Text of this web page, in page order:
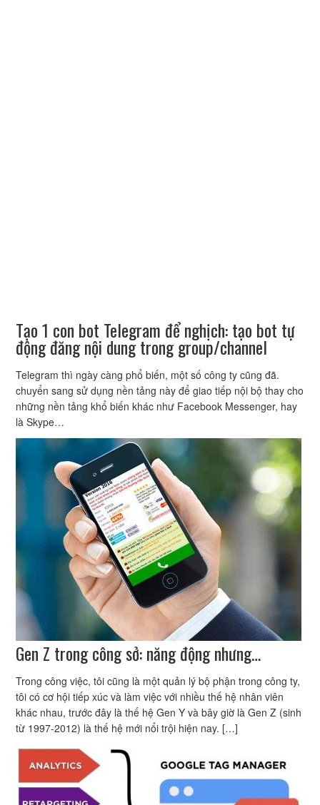
Tạo 1 con bot Telegram để nghịch: tạo bot tự
động đăng nội dung trong group/channel
Telegram thì ngày càng phổ biến, một số công ty cũng đã.
chuyển sang sử dụng nền tảng này để giao tiếp nội bộ thay cho
những nền tảng khổ biến khác như Facebook Messenger, hay
là Skype…
Gen Z trong công sở: năng động nhưng…
Trong công việc, tôi cũng là một quản lý bộ phận trong công ty,
tôi có cơ hội tiếp xúc và làm việc với nhiều thế hệ nhân viên
khác nhau, trước đây là thế hệ Gen Y và bây giờ là Gen Z (sinh
từ 1997-2012) là thế hệ mới nổi trội hiện nay. […]